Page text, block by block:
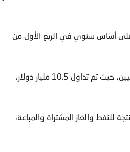
عقد الصفقات في هذا القطاع بنسبة 145 في المئة على أساس سنوي في الربع الأول من
وخارج الولايات المتحدة، ظل عقد الصفقات قويا في الفترة بين يناير ومارس الماضيين، حيث تم تداول 10.5 مليار دولار،
إجمالي الأصول المنتجة للنفط والغاز المشتراة والمباعة،